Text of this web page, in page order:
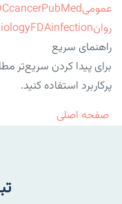
عمومی
cancerPubMed
روان
FDAinfection
راهنمای سریع
برای پیدا کردن سریع‌تر
پرکاربرد استفاده کنید.
صفحه اصلی